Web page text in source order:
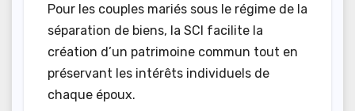
Pour les couples mariés sous le régime de la
séparation de biens, la SCI facilite la
création d’un patrimoine commun tout en
préservant les intérêts individuels de
chaque époux.